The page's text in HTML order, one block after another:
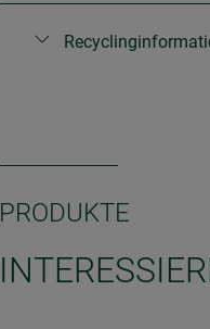
PRODUKTE